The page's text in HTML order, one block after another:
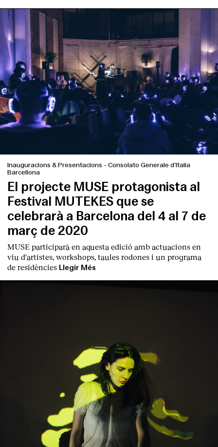
Inauguracions & Presentacions - Consolato Generale d’Italia
Barcellona
El projecte MUSE protagonista al
Festival MUTEKES que se
celebrarà a Barcelona del 4 al 7 de
març de 2020
MUSE participarà en aquesta edició amb actuacions en
viu d'artistes, workshops, taules rodones i un programa
de residències Llegir Més